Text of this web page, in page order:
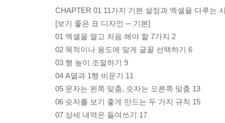
CHAPTER 01 11가지 기본 설정과 엑셀을 다루는
[보기 좋은 표 디자인 ─ 기본]
01 엑셀을 열고 처음 해야 할 7가지 2
02 목적이나 용도에 맞게 글꼴 선택하기 6
03 행 높이 조절하기 9
04 A열과 1행 비운기 11
05 문자는 왼쪽 맞춤, 숫자는 오른쪽 맞춤 13
06 숫자를 보기 좋게 만드는 두 가지 규칙 15
07 상세 내역은 들여쓰기 17